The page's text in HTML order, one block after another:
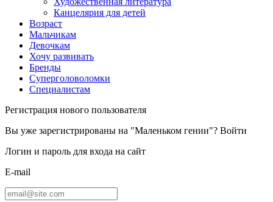
Канцелярия для детей
Возраст
Мальчикам
Девочкам
Хочу развивать
Бренды
Суперголоволомки
Специалистам
Регистрация нового пользователя
Вы уже зарегистрированы на "Маленьком гении"? Войти
Логин и пароль для входа на сайт
E-mail